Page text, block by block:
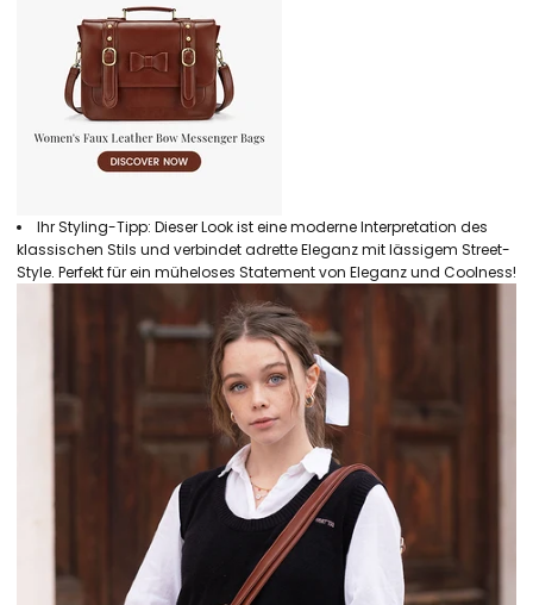
Ihr Styling-Tipp: Dieser Look ist eine moderne Interpretation des
klassischen Stils und verbindet adrette Eleganz mit lässigem Street-
Style. Perfekt für ein müheloses Statement von Eleganz und Coolness!